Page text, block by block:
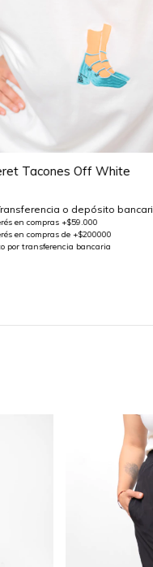
Tacones Off White
o depósito